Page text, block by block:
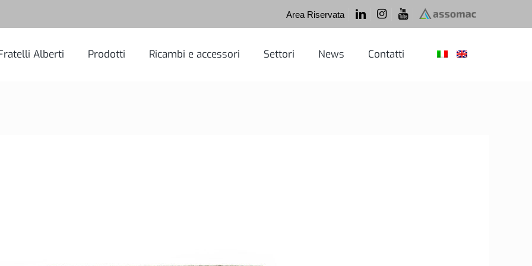
Area Riservata
Alberti Prodotti Ricambi e accessori Settori News Contatti